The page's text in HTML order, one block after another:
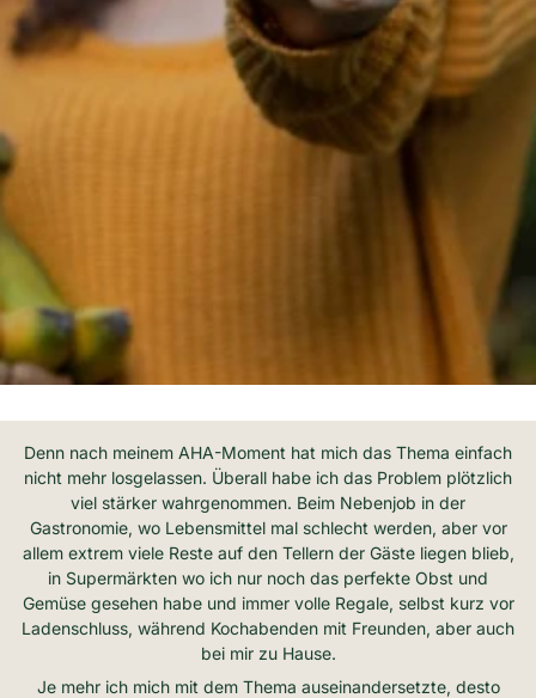
Denn nach meinem AHA-Moment hat mich das Thema einfach
nicht mehr losgelassen. Überall habe ich das Problem plötzlich
viel stärker wahrgenommen. Beim Nebenjob in der
Gastronomie, wo Lebensmittel mal schlecht werden, aber vor
allem extrem viele Reste auf den Tellern der Gäste liegen blieb,
in Supermärkten wo ich nur noch das perfekte Obst und
Gemüse gesehen habe und immer volle Regale, selbst kurz vor
Ladenschluss, während Kochabenden mit Freunden, aber auch
bei mir zu Hause.
Je mehr ich mich mit dem Thema auseinandersetzte, desto